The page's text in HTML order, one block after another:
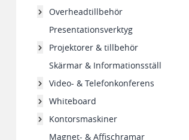
Overheadtillbehör
Presentationsverktyg
Projektorer & tillbehör
Skärmar & Informationsställ
Video- & Telefonkonferens
Whiteboard
Kontorsmaskiner
Magnet- & Affischramar